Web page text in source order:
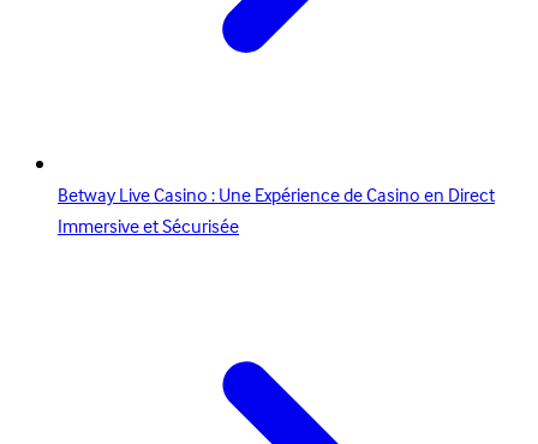
Betway Live Casino : Une Expérience de Casino en Direct
Immersive et Sécurisée